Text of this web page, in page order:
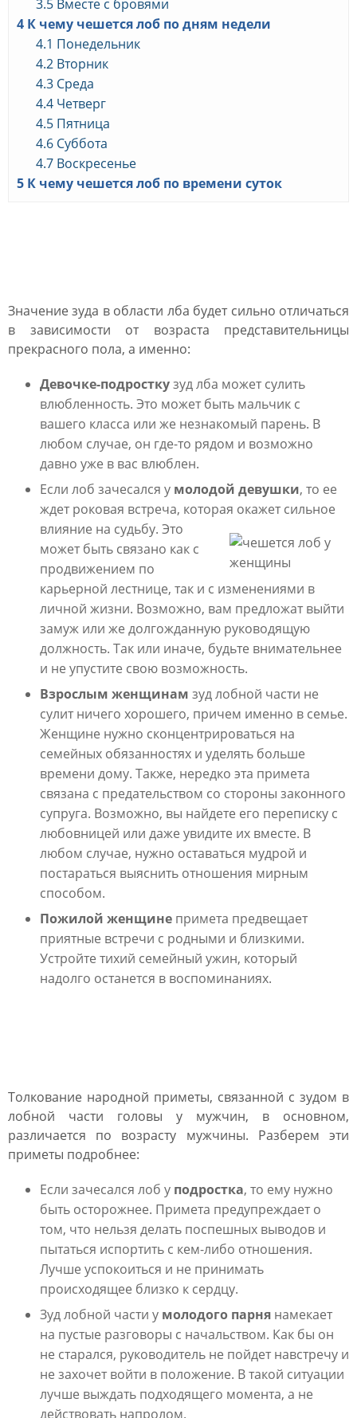
3.5 Вместе с бровями
4 К чему чешется лоб по дням недели
4.1 Понедельник
4.2 Вторник
4.3 Среда
4.4 Четверг
4.5 Пятница
4.6 Суббота
4.7 Воскресенье
5 К чему чешется лоб по времени суток
Значение зуда в области лба будет сильно отличаться
в зависимости от возраста представительницы
прекрасного пола, а именно:
Девочке-подросткузуд лба может сулить
влюбленность. Это может быть мальчик с
вашего класса или же незнакомый парень. В
любом случае, он где-то рядом и возможно
давно уже в вас влюблен.
Если лоб зачесался у молодой девушки, то ее
ждет роковая встреча, которая окажет сильное
влияние на судьбу. Это
может быть связано как с
продвижением по
карьерной лестнице, так и с изменениями в
личной жизни. Возможно, вам предложат выйти
замуж или же долгожданную руководящую
должность. Так или иначе, будьте внимательнее
и не упустите свою возможность.
Взрослым женщинам зуд лобной части не
сулит ничего хорошего, причем именно в семье.
Женщине нужно сконцентрироваться на
семейных обязанностях и уделять больше
времени дому. Также, нередко эта примета
связана с предательством со стороны законного
супруга. Возможно, вы найдете его переписку с
любовницей или даже увидите их вместе. В
любом случае, нужно оставаться мудрой и
постараться выяснить отношения мирным
способом.
Пожилой женщине примета предвещает
приятные встречи с родными и близкими.
Устройте тихий семейный ужин, который
надолго останется в воспоминаниях.
Толкование народной приметы, связанной с зудом в
лобной части головы у мужчин, в основном,
различается по возрасту мужчины. Разберем эти
приметы подробнее:
Если зачесался лоб у подростка, то ему нужно
быть осторожнее. Примета предупреждает о
том, что нельзя делать поспешных выводов и
пытаться испортить с кем-либо отношения.
Лучше успокоиться и не принимать
происходящее близко к сердцу.
Зуд лобной части у молодого парня намекает
на пустые разговоры с начальством. Как бы он
не старался, руководитель не пойдет навстречу и
не захочет войти в положение. В такой ситуации
лучше выждать подходящего момента, а не
действовать напролом.